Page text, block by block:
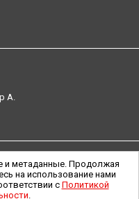
и метаданные. Продолжая
на использование нами
с Политикой
.
А.